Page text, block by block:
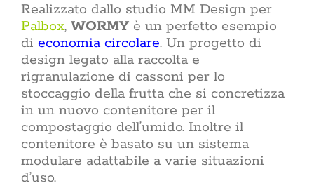
Realizzato dallo studio MM Design per
Palbox, WORMY è un perfetto esempio
di economia circolare. Un progetto di
design legato alla raccolta e
rigranulazione di cassoni per lo
stoccaggio della frutta che si concretizza
in un nuovo contenitore per il
compostaggio dell’umido. Inoltre il
contenitore è basato su un sistema
modulare adattabile a varie situazioni
d’uso.